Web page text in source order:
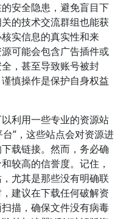
安全隐患，避免盲目下
的技术交流群组也能获
实信息的真实性和来
可能会包含广告插件或
，甚至导致账号被封
慎操作是保护自身权益
利用一些专业的资源站
台”，这些站点会对资源进
载链接。然而，务必确
较高的信誉度。记住，
尤其是那些没有明确联
建议在下载任何破解资
描，确保文件没有病毒